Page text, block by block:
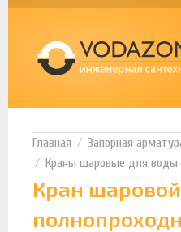
Запорная
Краны шаровые для воды
Кран